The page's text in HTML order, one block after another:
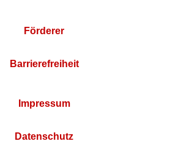
Förderer
Barrierefreiheit
Impressum
Datenschutz